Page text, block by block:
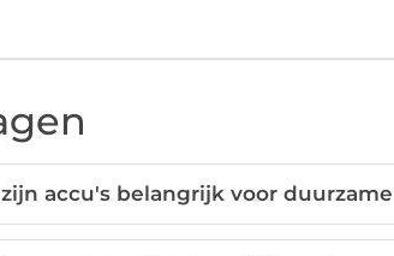
accu's belangrijk voor